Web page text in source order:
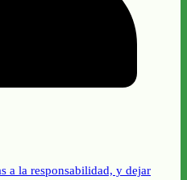
a la responsabilidad, y dejar